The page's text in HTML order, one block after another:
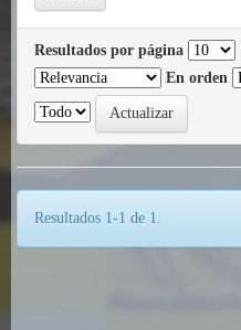
Resultados por página
En orden
Resultados 1-1 de 1.